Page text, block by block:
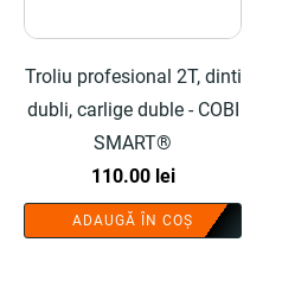
Troliu profesional 2T, dinti
dubli, carlige duble - COBI
SMART®
110.00 lei
ADAUGĂ ÎN COȘ